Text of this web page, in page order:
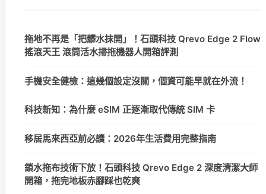
拖地不再是「把髒水抹開」！石頭科技 Qrevo Edge 2 Flow
搖滾天王 滾筒活水掃拖機器人開箱評測
手機安全健檢：這幾個設定沒關，個資可能早就在外流！
科技新知：為什麼 eSIM 正逐漸取代傳統 SIM 卡
移居馬來西亞前必讀：2026年生活費用完整指南
鎖水拖布技術下放！石頭科技 Qrevo Edge 2 深度清潔大師
開箱，拖完地板赤腳踩也乾爽